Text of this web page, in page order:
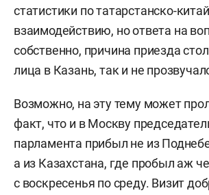
статистики по татарстанско-
взаимодействию, но ответа на
собственно, причина приезда
лица в Казань, так и не
Возможно, на эту тему может
факт, что и в Москву
парламента прибыл не из
а из Казахстана, где пробыл аж
с воскресенья по среду. Визит